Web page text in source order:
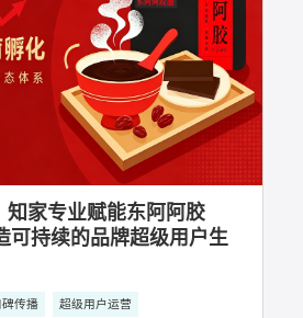
超级用户营销的三道必考